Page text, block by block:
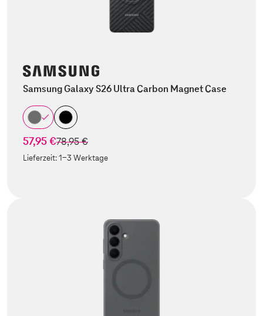
Samsung Galaxy S26 Ultra Carbon Magnet Case
57,95 €statt
78,95 €
Lieferzeit:1-3 Werktage